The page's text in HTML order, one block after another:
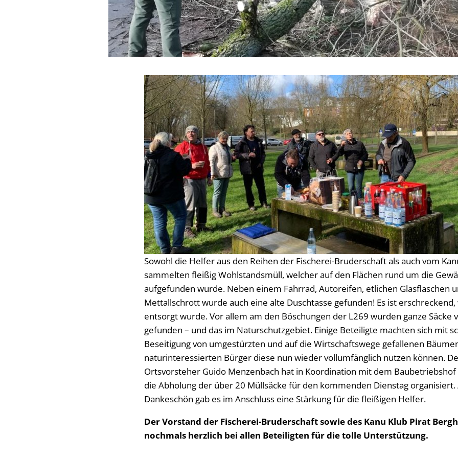
Sowohl die Helfer aus den Reihen der Fischerei-Bruderschaft als auch vom
sammelten fleißig Wohlstandsmüll, welcher auf den Flächen rund um die
aufgefunden wurde. Neben einem Fahrrad, Autoreifen, etlichen Glasflaschen
Mettallschrott wurde auch eine alte Duschtasse gefunden! Es ist
entsorgt wurde. Vor allem am den Böschungen der L269 wurden ganze Säcke
gefunden – und das im Naturschutzgebiet. Einige Beteiligte machten sich mit
Beseitigung von umgestürzten und auf die Wirtschaftswege gefallenen
naturinteressierten Bürger diese nun wieder vollumfänglich nutzen können.
Ortsvorsteher Guido Menzenbach hat in Koordination mit dem
die Abholung der über 20 Müllsäcke für den kommenden Dienstag organisiert.
Dankeschön gab es im Anschluss eine Stärkung für die fleißigen Helfer.
Der Vorstand der Fischerei-Bruderschaft sowie des Kanu Klub Pirat
nochmals herzlich bei allen Beteiligten für die tolle Unterstützung.